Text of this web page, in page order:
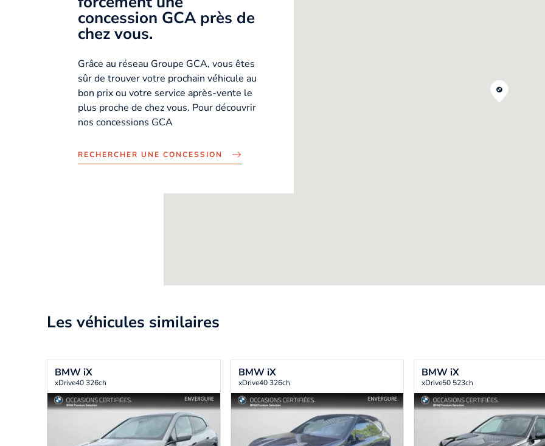
concession GCA près de
chez vous.
Grâce au réseau Groupe GCA, vous êtes
sûr de trouver votre prochain véhicule au
bon prix ou votre service après-vente le
plus proche de chez vous. Pour découvrir
nos concessions GCA
RECHERCHER UNE CONCESSION
Les véhicules similaires
BMWiX
xDrive40 326ch
BMWiX
xDrive40 326ch
BMWiX
xDrive50 523ch